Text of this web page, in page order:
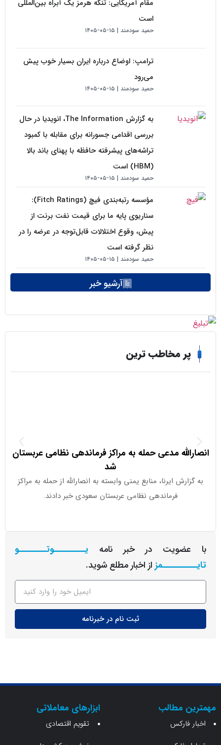
مقام آمریکایی: تنگه هرمز یک آبراه بین‌المللی
حمید سودمند ۱۵-۰۵-۱۴۰۵
ترامپ: اوضاع درباره ایران بسیار خوب پیش
حمید سودمند ۱۵-۰۵-۱۴۰۵
به گزارش The Information، انویدیا در حال
بررسی اقدامی جسورانه برای مقابله با کمبود
تراشه‌های پیشرفته حافظه با پهنای باند بالا
حمید سودمند ۱۵-۰۵-۱۴۰۵
مؤسسه رتبه‌بندی فیچ (Fitch Ratings):
سناریوی پایه ما برای قیمت نفت برنت از
پیش، وقوع اختلالات قابل‌توجه در عرضه را در
نظر گرفته است
حمید سودمند ۱۵-۰۵-۱۴۰۵
آرشیو خبر
پر مخاطب ترین
مدعی حمله به مراکز فرماندهی نظامی عربستان
ایرنا، منابع یمنی وابسته به انصارالله از حمله به مراکز
فرماندهی نظامی عربستان سعودی خبر دادند.
به گزارش
در خبر نامه
یـــــــــوتــــــــو
از اخبار مطلع شوید.
ثبت نام در خبرنامه
مطالب
فارکس
ابزارهای معاملاتی
تقویم اقتصادی